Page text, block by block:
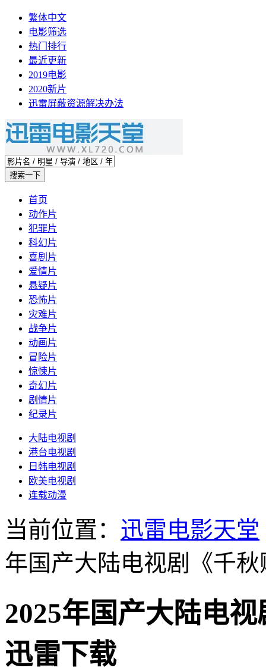
繁体中文
电影筛选
热门排行
最近更新
2019电影
2020新片
迅雷屏蔽资源解决办法
首页
动作片
犯罪片
科幻片
喜剧片
爱情片
悬疑片
恐怖片
灾难片
战争片
动画片
冒险片
惊悚片
奇幻片
剧情片
纪录片
大陆电视剧
港台电视剧
日韩电视剧
欧美电视剧
连载动漫
当前位置： 迅雷电影天堂
年国产大陆电视剧《千秋
2025年国产大陆电
迅雷下载